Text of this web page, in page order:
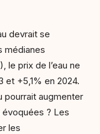
devrait se
médianes
le prix de l’eau ne
et +5,1% en 2024.
pourrait augmenter
évoquées ? Les
les